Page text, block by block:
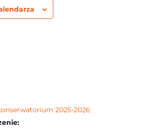
2025-2026